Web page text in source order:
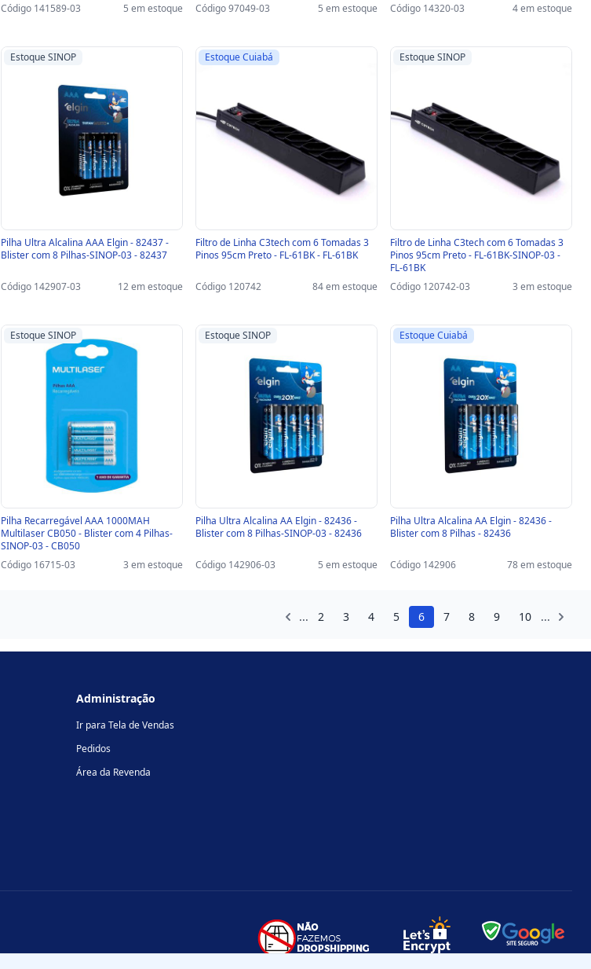
Código 141589-03
5 em estoque
Código 97049-03
5 em estoque
Código 14320-03
4 em estoque
Estoque SINOP
Pilha Ultra Alcalina AAA Elgin - 82437 -
Blister com 8 Pilhas-SINOP-03 - 82437
Código 142907-03 12 em estoque
Estoque Cuiabá
Filtro de Linha C3tech com 6 Tomadas 3
Pinos 95cm Preto - FL-61BK - FL-61BK
Código 120742 84 em estoque
Estoque SINOP
Filtro de Linha C3tech com 6 Tomadas 3
Pinos 95cm Preto - FL-61BK-SINOP-03 -
FL-61BK
Código 120742-03
3 em estoque
Estoque SINOP
Pilha Recarregável AAA 1000MAH
Multilaser CB050 - Blister com 4 Pilhas-
SINOP-03 - CB050
Código 16715-03
3 em estoque
Estoque SINOP
Pilha Ultra Alcalina AA Elgin - 82436 -
Blister com 8 Pilhas-SINOP-03 - 82436
Código 142906-03 5 em estoque
Estoque Cuiabá
Pilha Ultra Alcalina AA Elgin - 82436 -
Blister com 8 Pilhas - 82436
Código 142906 78 em estoque
... 2 3 4 5 6 7 8 9 10 ...
Administração
Ir para Tela de Vendas
Pedidos
Área da Revenda